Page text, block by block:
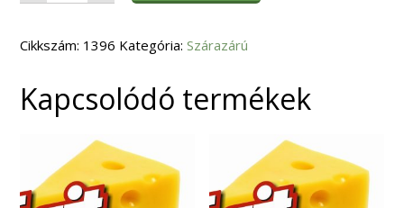
Finom
Cikkszám: 1396 Kategória:Szárazárú
Kapcsolódó termékek